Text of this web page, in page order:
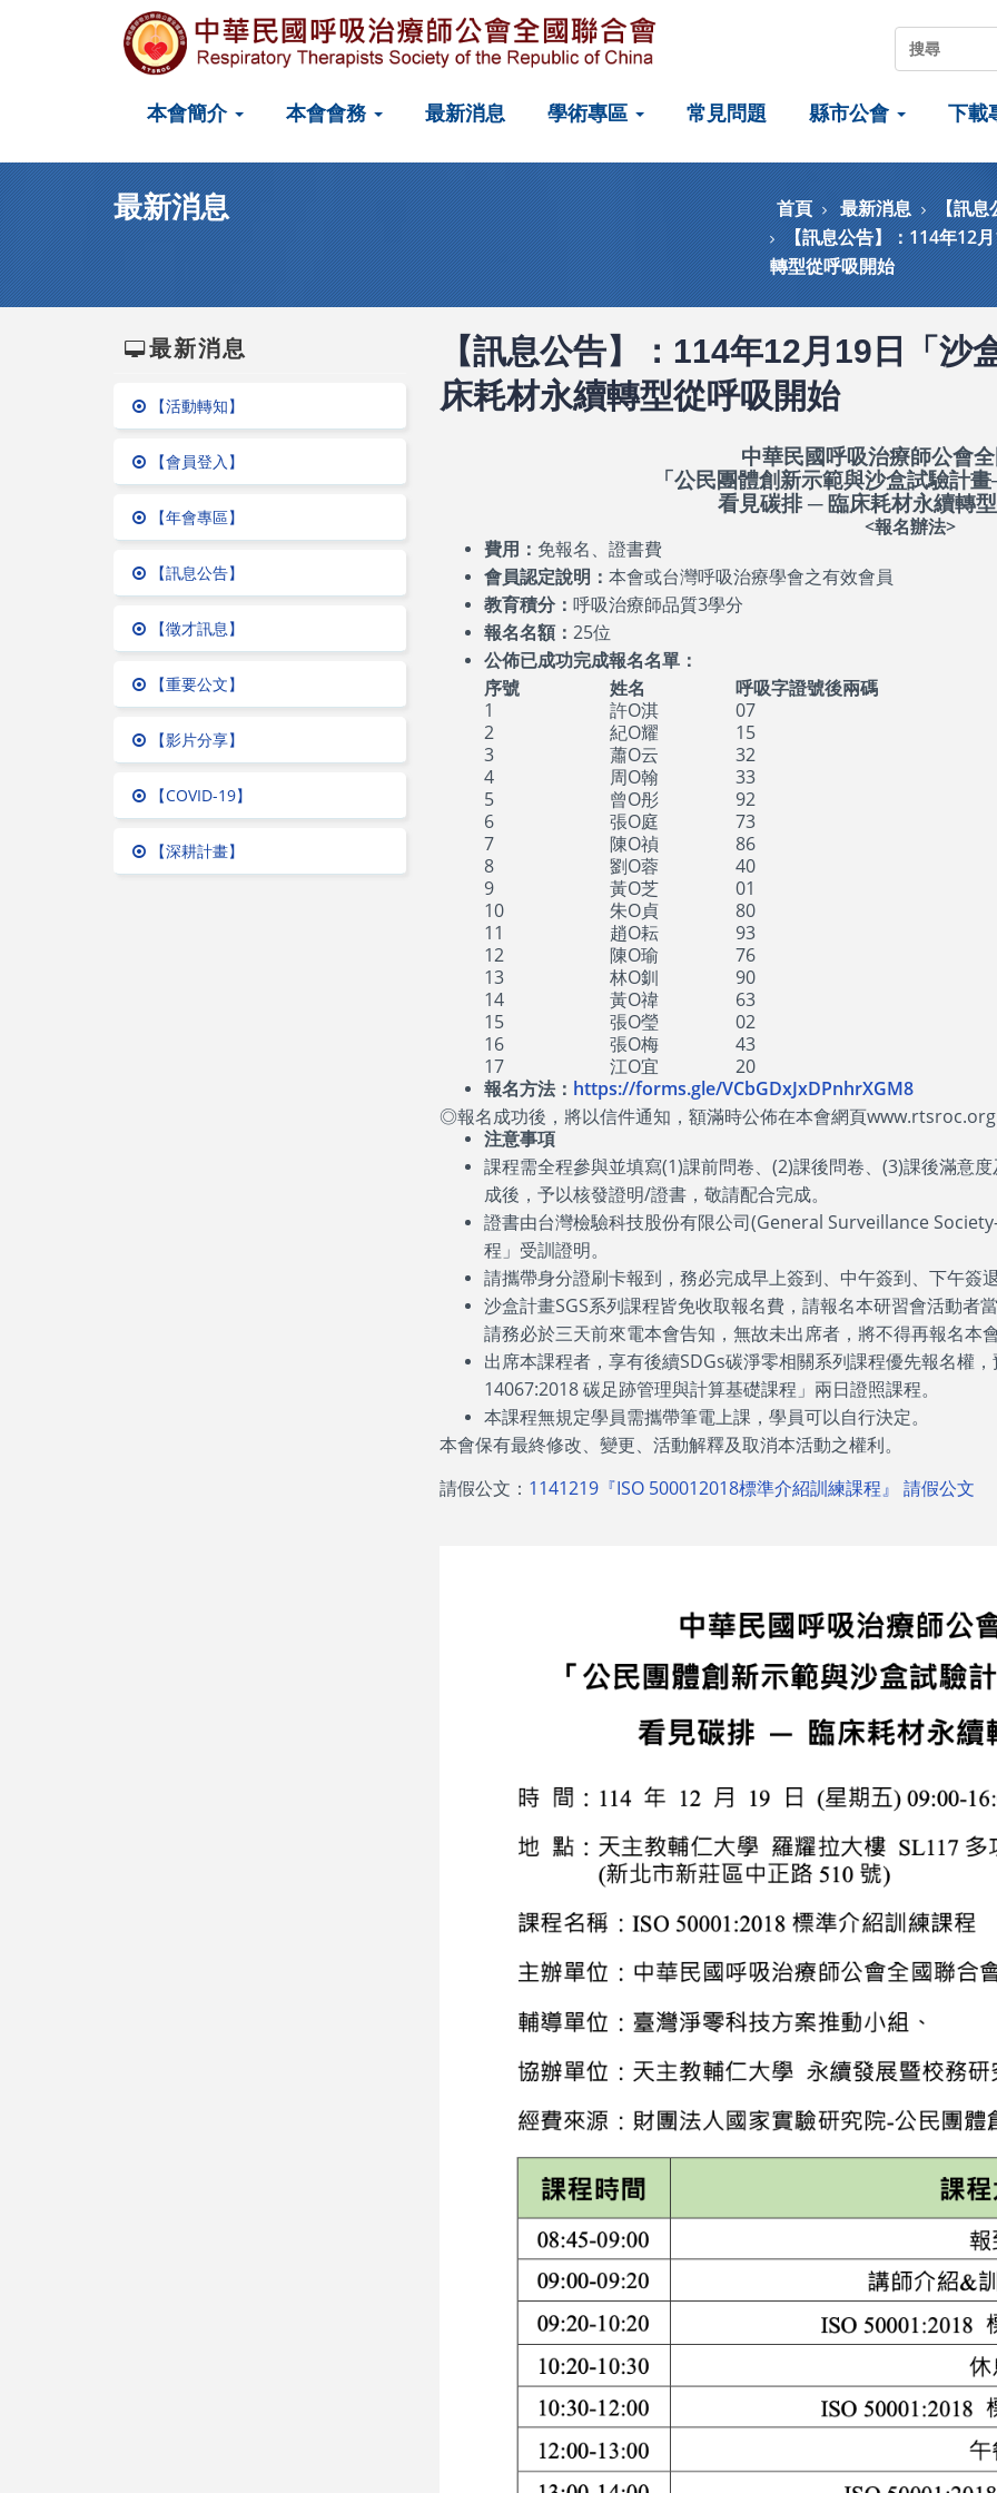
本會簡介 本會會務 最新消息 學術專區 常見問題 縣市公會 下載
最新消息 首頁 最新消息
【訊息
【訊息公告】：114年12
轉型從呼吸開始
最新消息
【活動轉知】
【會員登入】
【年會專區】
【訊息公告】
【徵才訊息】
【重要公文】
【影片分享】
【COVID-19】
【深耕計畫】
【訊息公告】：114年12月19日「
床耗材永續轉型從呼吸開始
中華民國呼吸治療師公會
「公民團體創新示範與沙盒試驗計畫
看見碳排 ─臨床耗材永續轉
<報名辦法>
費用： 免報名、證書費
會員認定說明： 本會或台灣呼吸治療學會之有效會員
教育積分： 呼吸治療師品質3學分
報名名額： 25位
公佈已成功完成報名名單：
序號
姓名
呼吸字證號後兩碼
1
許O淇
07
2
紀O耀
15
3
蕭O云
32
4
周O翰
33
5
曾O彤
92
6
張O庭
73
7
陳O禎
86
8
劉O蓉
40
9
黃O芝
01
10
朱O貞
80
11
趙O耘
93
12
陳O瑜
76
13
林O釧
90
14
黃O禕
63
15
張O瑩
02
16
張O梅
43
17
江O宜
20
報名方法： https://forms.gle/VCbGDxJxDPnhrXGM8
◎報名成功後，將以信件通知，額滿時公佈在本會網頁
注意事項
課程需全程參與並填寫(1)課前問卷、(2)課後問卷、(3)課後滿意
成後，予以核發證明/證書，敬請配合完成。
證書由台灣檢驗科技股份有限公司(General Surveillance
程」受訓證明。
請攜帶身分證刷卡報到，務必完成早上簽到、中午簽到、下午簽
沙盒計畫SGS系列課程皆免收取報名費，請報名本研習會活動者
請務必於三天前來電本會告知，無故未出席者，將不得再報名本
出席本課程者，享有後續SDGs碳淨零相關系列課程優先報名權
14067:2018 碳足跡管理與計算基礎課程」兩日證照課程。
本課程無規定學員需攜帶筆電上課，學員可以自行決定。
本會保有最終修改、變更、活動解釋及取消本活動之權利。
請假公文： 1141219『ISO 500012018標準介紹訓練課程』 請假公文